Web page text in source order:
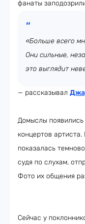
фанаты
«Больше всего
Они сильные,
это выглядит
— рассказывал
Домыслы появились
концертов
показалась
судя по слухам,
Фото их общения
Сейчас у